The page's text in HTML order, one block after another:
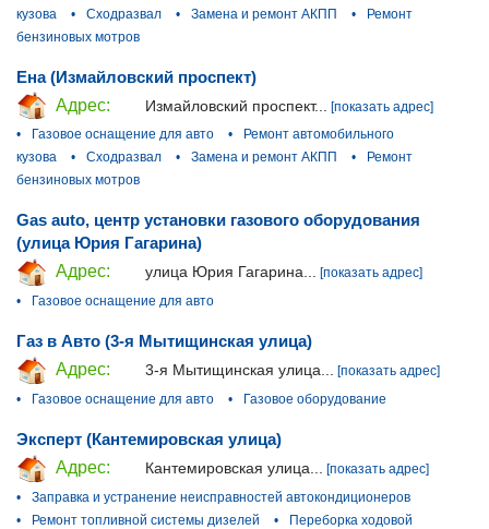
кузова
• Сходразвал • Замена и ремонт АКПП •
Ремонт
бензиновых мотров
Ена (Измайловский проспект)
Адрес:
Измайловский проспект...
[показать адрес]
•
Газовое оснащение для авто •
Ремонт автомобильного
кузова
• Сходразвал • Замена и ремонт АКПП •
Ремонт
бензиновых мотров
Gas auto, центр установки газового оборудования
(улица Юрия Гагарина)
Адрес:
улица Юрия Гагарина... [показать адрес]
•
Газовое оснащение для авто
Газ в Авто (3-я Мытищинская улица)
Адрес:
3-я Мытищинская улица...
[показать адрес]
•
Газовое оснащение для авто • Газовое оборудование
Эксперт (Кантемировская улица)
Адрес:
Кантемировская улица...
[показать адрес]
•
Заправка и устранение неисправностей автокондиционеров
•
Ремонт топливной системы дизелей •
Переборка ходовой